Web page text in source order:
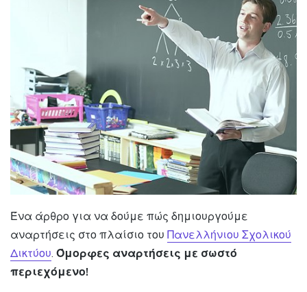
Ένα άρθρο για να δούμε πώς δημιουργούμε
αναρτήσεις στο πλαίσιο του Πανελλήνιου Σχολικού
Δικτύου. Όμορφες αναρτήσεις με σωστό
περιεχόμενο!